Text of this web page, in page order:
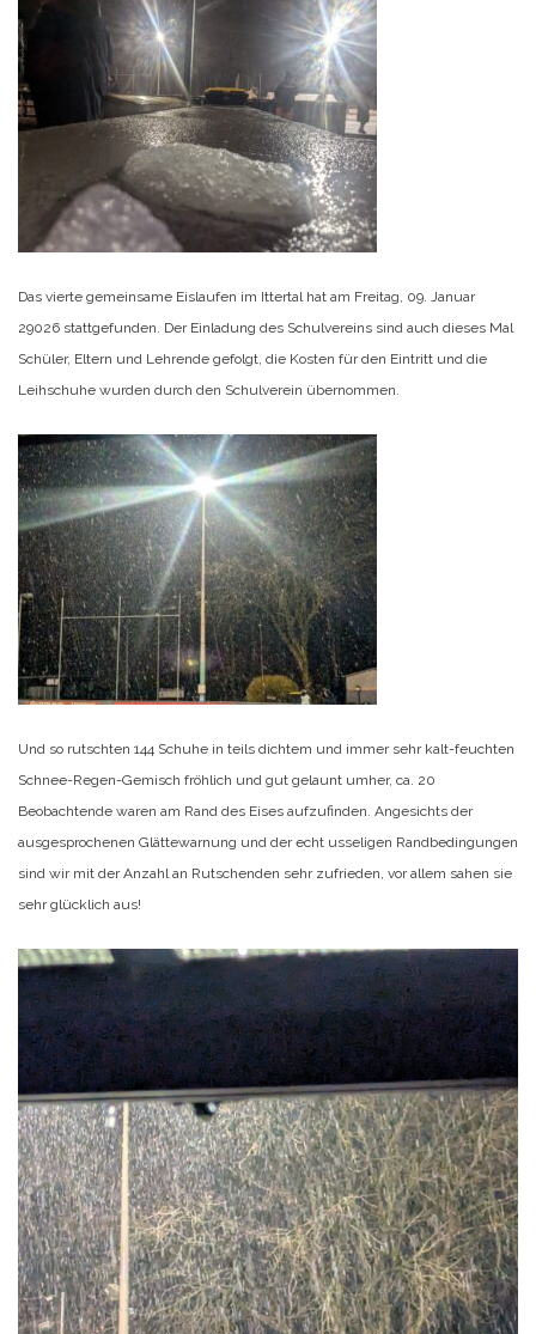
Das vierte gemeinsame Eislaufen im Ittertal hat am Freitag, 09. Januar
29026 stattgefunden. Der Einladung des Schulvereins sind auch dieses Mal
Schüler, Eltern und Lehrende gefolgt, die Kosten für den Eintritt und die
Leihschuhe wurden durch den Schulverein übernommen.
Und so rutschten 144 Schuhe in teils dichtem und immer sehr kalt-feuchten
Schnee-Regen-Gemisch fröhlich und gut gelaunt umher, ca. 20
Beobachtende waren am Rand des Eises aufzufinden. Angesichts der
ausgesprochenen Glättewarnung und der echt usseligen Randbedingungen
sind wir mit der Anzahl an Rutschenden sehr zufrieden, vor allem sahen sie
sehr glücklich aus!
Video-
Player